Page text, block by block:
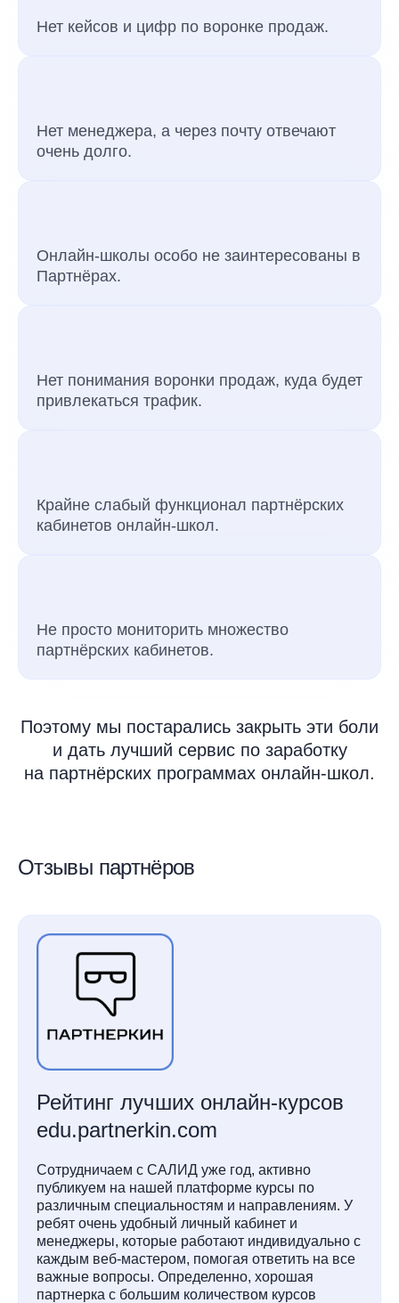
Нет кейсов и цифр по воронке продаж.
Нет менеджера, а через почту отвечают
очень долго.
Онлайн-школы особо не заинтересованы в
Партнёрах.
Нет понимания воронки продаж, куда будет
привлекаться трафик.
Крайне слабый функционал партнёрских
кабинетов онлайн-школ.
Не просто мониторить множество
партнёрских кабинетов.
Поэтому мы постарались закрыть эти боли
и дать лучший сервис по заработку
на партнёрских программах онлайн-школ.
Отзывы партнёров
Рейтинг лучших онлайн-курсов
edu.partnerkin.com
Сотрудничаем с САЛИД уже год, активно
публикуем на нашей платформе курсы по
различным специальностям и направлениям. У
ребят очень удобный личный кабинет и
менеджеры, которые работают индивидуально с
каждым веб-мастером, помогая ответить на все
важные вопросы. Определенно, хорошая
партнерка с большим количеством курсов